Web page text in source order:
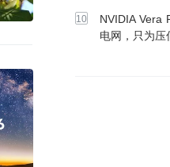
NVIDIA Vera
电网，只为压